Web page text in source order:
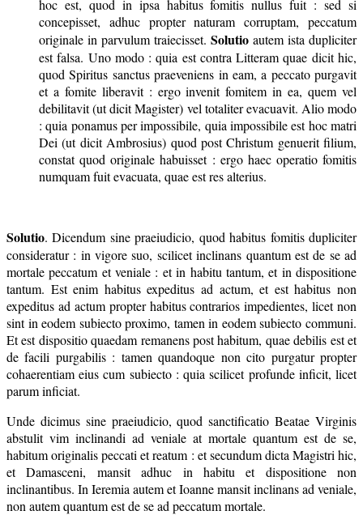
hoc est, quod in ipsa habitus fomitis nullus fuit : sed si
concepisset, adhuc propter naturam corruptam, peccatum
originale in parvulum traiecisset. Solutio autem ista dupliciter
est falsa. Uno modo : quia est contra Litteram quae dicit hic,
quod Spiritus sanctus praeveniens in eam, a peccato purgavit
et a fomite liberavit : ergo invenit fomitem in ea, quem vel
debilitavit (ut dicit Magister) vel totaliter evacuavit. Alio modo
: quia ponamus per impossibile, quia impossibile est hoc matri
Dei (ut dicit Ambrosius) quod post Christum genuerit filium,
constat quod originale habuisset : ergo haec operatio fomitis
numquam fuit evacuata, quae est res alterius.
Solutio. Dicendum sine praeiudicio, quod habitus fomitis dupliciter
consideratur : in vigore suo, scilicet inclinans quantum est de se ad
mortale peccatum et veniale : et in habitu tantum, et in dispositione
tantum. Est enim habitus expeditus ad actum, et est habitus non
expeditus ad actum propter habitus contrarios impedientes, licet non
sint in eodem subiecto proximo, tamen in eodem subiecto communi.
Et est dispositio quaedam remanens post habitum, quae debilis est et
de facili purgabilis : tamen quandoque non cito purgatur propter
cohaerentiam eius cum subiecto : quia scilicet profunde inficit, licet
parum inficiat.
Unde dicimus sine praeiudicio, quod sanctificatio Beatae Virginis
abstulit vim inclinandi ad veniale at mortale quantum est de se,
habitum originalis peccati et reatum : et secundum dicta Magistri hic,
et Damasceni, mansit adhuc in habitu et dispositione non
inclinantibus. In Ieremia autem et Ioanne mansit inclinans ad veniale,
non autem quantum est de se ad peccatum mortale.